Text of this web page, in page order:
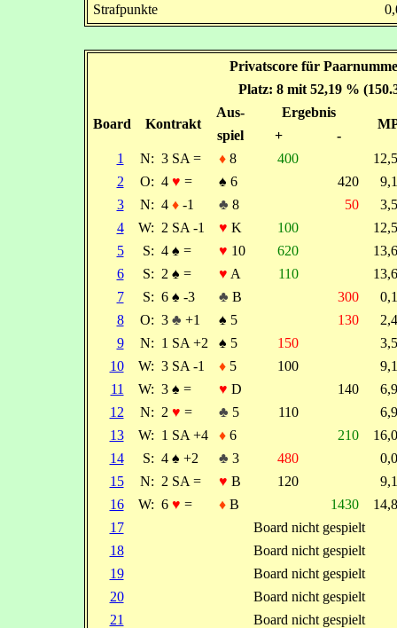
Strafpunkte
Privatscore für
Platz: 8 mit 52,19 %
Board Kontrakt
Aus- Ergebnis
spiel +
-
1
N: 3 SA = ♦8 400
2
O: 4 ♥ = ♠ 6 420
3
N: 4 ♦-1 ♣ 8 50
4
W: 2 SA -1 ♥ K 100
5
S: 4 ♠ = ♥ 10 620
6
S: 2 ♠ = ♥ A 110
7
S: 6 ♠ -3 ♣ B 300
8
O: 3 ♣ +1 ♠ 5 130
9
N: 1 SA +2 ♠ 5 150
10
W: 3 SA -1 ♦5 100
11
W: 3 ♠ = ♥ D 140
12
N: 2 ♥ = ♣ 5 110
13
W: 1 SA +4 ♦6 210
14
S: 4 ♠ +2 ♣ 3 480
15
N: 2 SA = ♥ B 120
16
W: 6 ♥ = ♦B 1430
17
Board nicht gespielt
18
Board nicht gespielt
19
Board nicht gespielt
20
Board nicht gespielt
21
Board nicht gespielt